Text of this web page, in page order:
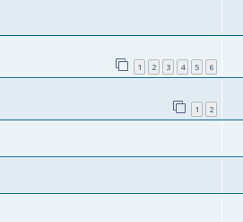
1 2 3 4 5 6
1 2